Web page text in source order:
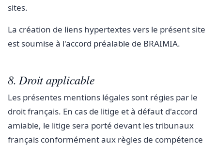
sites.
La création de liens hypertextes vers le présent site
est soumise à l'accord préalable de BRAIMIA.
8. Droit applicable
Les présentes mentions légales sont régies par le
droit français. En cas de litige et à défaut d'accord
amiable, le litige sera porté devant les tribunaux
français conformément aux règles de compétence